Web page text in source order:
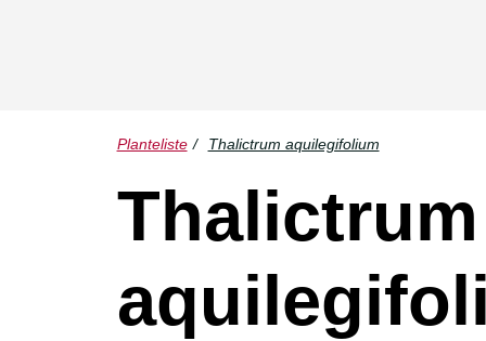
Planteliste / Thalictrum aquilegifolium
Thalictrum